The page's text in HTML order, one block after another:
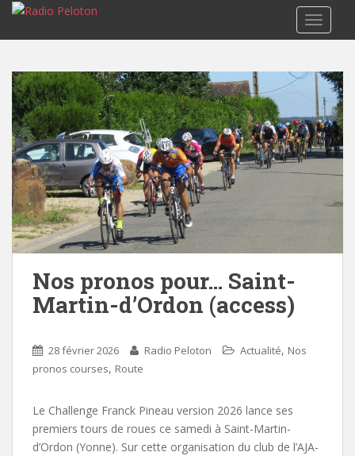
Nos pronos pour… Saint-
Martin-d’Ordon (access)
28 février 2026 Radio Peloton Actualité, Nos
pronos courses, Route
Le Challenge Franck Pineau version 2026 lance ses
premiers tours de roues ce samedi à Saint-Martin-
d’Ordon (Yonne). Sur cette organisation du club de l’AJA-